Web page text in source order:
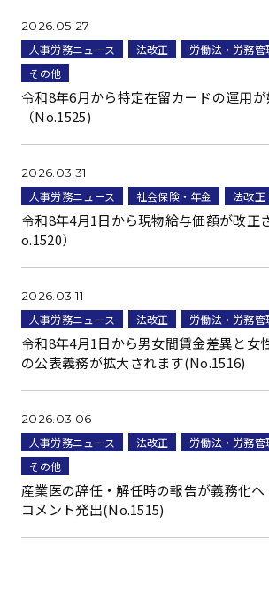
2026.05.27
人事労務ニュース 法改正 労働法・労務管
その他
令和8年6月から特定在留カードの運用
（No.1525)
2026.03.31
人事労務ニュース 社会保険・年金 法改正
令和8年4月1日から現物給与価額が改正
o.1520）
2026.03.11
人事労務ニュース 法改正 労働法・労務管
令和8年4月1日から男女間賃金差異と女
の公表義務が拡大されます(No.1516)
2026.03.06
人事労務ニュース 法改正 労働法・労務管
その他
産業医の辞任・解任時の報告が義務化
コメント発出(No.1515)